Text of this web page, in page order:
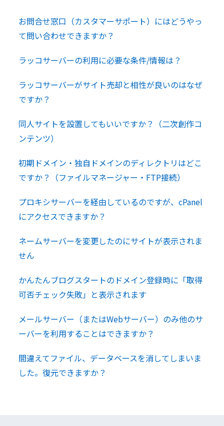
お問合せ窓口（カスタマーサポート）にはどうやっ
て問い合わせできますか？
ラッコサーバーの利用に必要な条件/情報は？
ラッコサーバーがサイト売却と相性が良いのはなぜ
ですか？
同人サイトを設置してもいいですか？（二次創作コ
ンテンツ）
初期ドメイン・独自ドメインのディレクトリはどこ
ですか？（ファイルマネージャー・FTP接続）
プロキシサーバーを経由しているのですが、cPanel
にアクセスできますか？
ネームサーバーを変更したのにサイトが表示されま
せん
かんたんブログスタートのドメイン登録時に「取得
可否チェック失敗」と表示されます
メールサーバー（またはWebサーバー）のみ他のサ
ーバーを利用することはできますか？
間違えてファイル、データベースを消してしまいま
した。復元できますか？